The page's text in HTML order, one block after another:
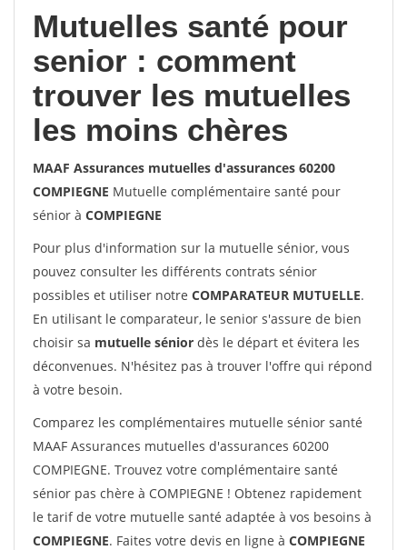
Mutuelles santé pour
senior : comment
trouver les mutuelles
les moins chères
MAAF Assurances mutuelles d'assurances 60200
COMPIEGNE Mutuelle complémentaire santé pour
sénior à COMPIEGNE
Pour plus d'information sur la mutuelle sénior, vous
pouvez consulter les différents contrats sénior
possibles et utiliser notre COMPARATEUR MUTUELLE.
En utilisant le comparateur, le senior s'assure de bien
choisir sa mutuelle sénior dès le départ et évitera les
déconvenues. N'hésitez pas à trouver l'offre qui répond
à votre besoin.
Comparez les complémentaires mutuelle sénior santé
MAAF Assurances mutuelles d'assurances 60200
COMPIEGNE. Trouvez votre complémentaire santé
sénior pas chère à COMPIEGNE ! Obtenez rapidement
le tarif de votre mutuelle santé adaptée à vos besoins à
COMPIEGNE. Faites votre devis en ligne à COMPIEGNE